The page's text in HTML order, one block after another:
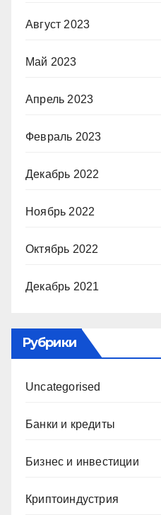
Август 2023
Май 2023
Апрель 2023
Февраль 2023
Декабрь 2022
Ноябрь 2022
Октябрь 2022
Декабрь 2021
Рубрики
Uncategorised
Банки и кредиты
Бизнес и инвестиции
Криптоиндустрия